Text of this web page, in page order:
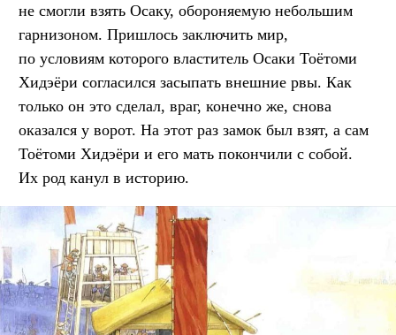
не смогли взять Осаку, обороняемую небольшим
гарнизоном. Пришлось заключить мир,
по условиям которого властитель Осаки Тоётоми
Хидэёри согласился засыпать внешние рвы. Как
только он это сделал, враг, конечно же, снова
оказался у ворот. На этот раз замок был взят, а сам
Тоётоми Хидэёри и его мать покончили с собой.
Их род канул в историю.